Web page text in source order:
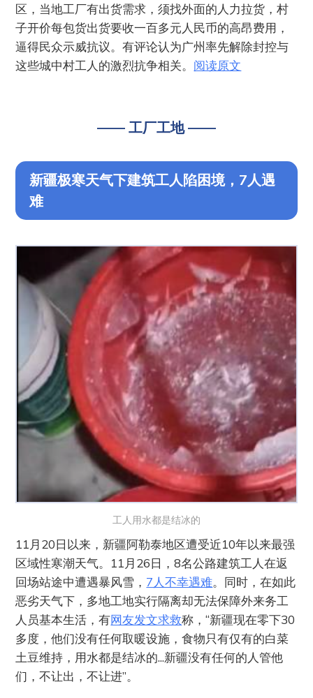
区，当地工厂有出货需求，须找外面的人力拉货，村
子开价每包货出货要收一百多元人民币的高昂费用，
逼得民众示威抗议。有评论认为广州率先解除封控与
这些城中村工人的激烈抗争相关。 阅读原文
—— 工厂工地 ——
新疆极寒天气下建筑工人陷困境，7人遇
难
工人用水都是结冰的
11月20日以来，新疆阿勒泰地区遭受近10年以来最强
区域性寒潮天气。11月26日，8名公路建筑工人在返
回场站途中遭遇暴风雪， 7人不幸遇难。同时，在如此
恶劣天气下，多地工地实行隔离却无法保障外来务工
人员基本生活，有网友发文求救称，“新疆现在零下30
多度，他们没有任何取暖设施，食物只有仅有的白菜
土豆维持，用水都是结冰的...新疆没有任何的人管他
们，不让出，不让进”。